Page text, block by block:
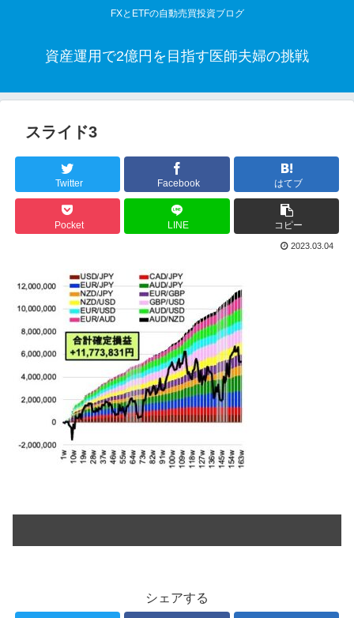
FXとETFの自動売買投資ブログ
資産運用で2億円を目指す医師夫婦の挑戦
スライド3
Twitter Facebook はてブ
Pocket LINE コピー
2023.03.04
シェアする